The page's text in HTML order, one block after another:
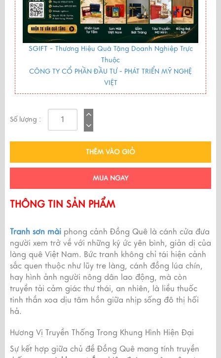
SGIFT - Thương Hiệu Quà Tặng Doanh Nghiệp Trực
Thuộc
CÔNG TY CỔ PHẦN ĐẦU TƯ - PHÁT TRIỂN MỸ NGHỆ
VIỆT
Số lượng :
THÊM VÀO GIỎ
MUA NGAY
THÔNG TIN SẢN PHẨM
Tranh sơn mài phong cảnh Đồng Quê là cánh cửa đưa
người xem trở về với những ký ức yên bình, giản dị của
làng quê Việt Nam. Bức tranh không chỉ tái hiện cảnh
sắc quen thuộc như lũy tre làng, cánh đồng lúa chín,
hay hình ảnh người nông dân lao động, mà còn
truyền tải cảm giác thư thái, an nhiên, là liều thuốc
tinh thần xoa dịu tâm hồn giữa nhịp sống đô thị hối
hả.
Hương Vị Truyền Thống Trong Khung Hình Hiện Đại
Sự kết hợp giữa chủ đề Đồng Quê mang tính truyền